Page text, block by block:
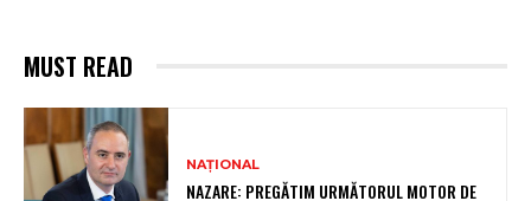
MUST READ
NAȚIONAL
NAZARE: PREGĂTIM URMĂTORUL MOTOR DE